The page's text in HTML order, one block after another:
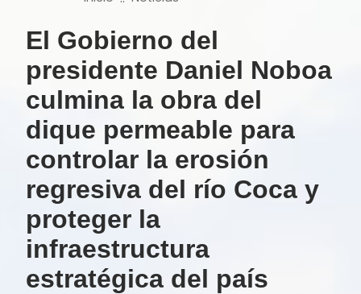
El Gobierno del
presidente Daniel Noboa
culmina la obra del
dique permeable para
controlar la erosión
regresiva del río Coca y
proteger la
infraestructura
estratégica del país